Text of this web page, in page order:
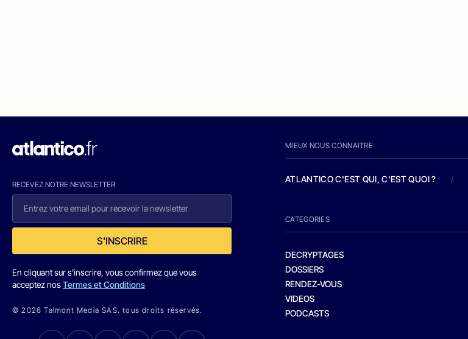
RECEVEZ NOTRE NEWSLETTER
S'INSCRIRE
En cliquant sur s'inscrire, vous confirmez que vous
acceptez nosTermes et Conditions
© 2026 Talmont Media SAS. tous droits réservés.
MIEUX NOUS CONNAITRE
ATLANTICO C'EST QUI, C'EST QUOI ? /
CATEGORIES
DECRYPTAGES
DOSSIERS
RENDEZ-VOUS
VIDEOS
PODCASTS